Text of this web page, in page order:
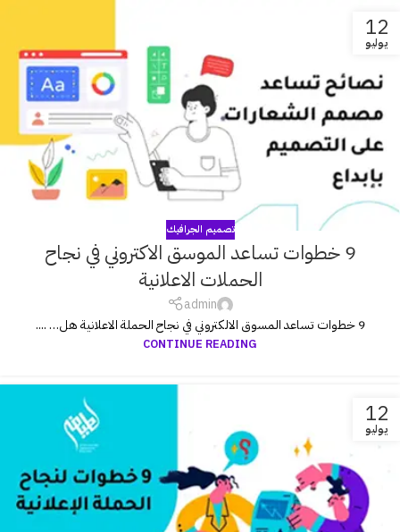
12
يوليو
تصميم الجرافيك
9 خطوات تساعد الموسق الاكتروني في نجاح
الحملات الاعلانية
admin
9 خطوات تساعد المسوق الالكتروني في نجاح الحملة الاعلانية هل… ....
CONTINUE READING
12
يوليو